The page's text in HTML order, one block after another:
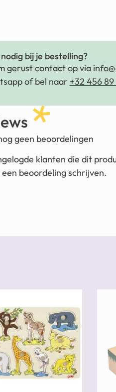
bij je bestelling?
gerust contact op via
of bel naar +32 456
geen beoordelingen
klanten die dit
een beoordeling schrijven.